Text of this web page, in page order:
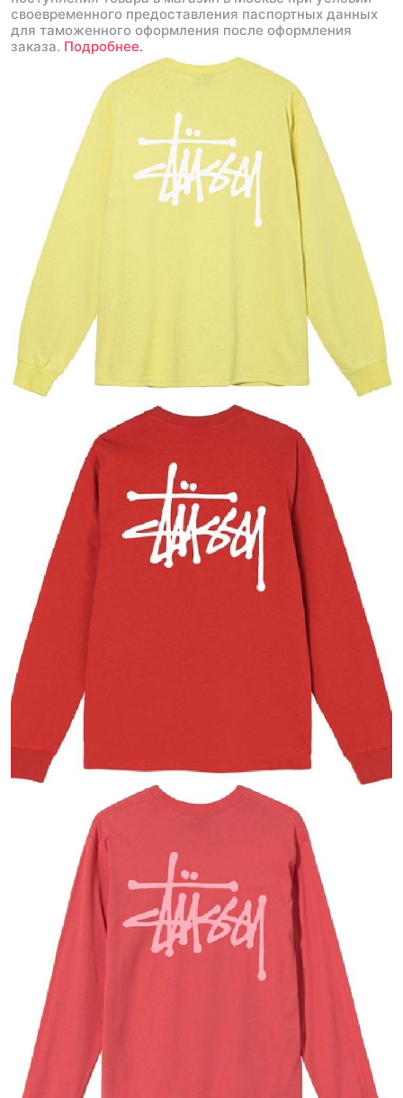
своевременного предоставления паспортных данных
для таможенного оформления после оформления
заказа. Подробнее.